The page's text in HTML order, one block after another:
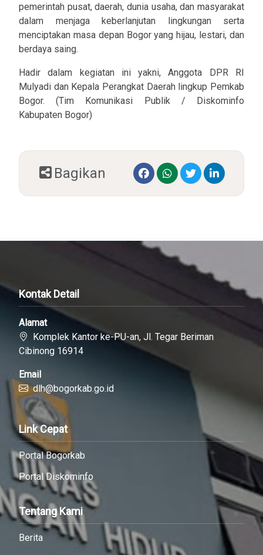
pemerintah pusat, daerah, dunia usaha, dan masyarakat
dalam menjaga keberlanjutan lingkungan serta
menciptakan masa depan Bogor yang hijau, lestari, dan
berdaya saing.
Hadir dalam kegiatan ini yakni, Anggota DPR RI
Mulyadi dan Kepala Perangkat Daerah lingkup Pemkab
Bogor. (Tim Komunikasi Publik / Diskominfo
Kabupaten Bogor)
Bagikan
Kontak Detail
Alamat
Komplek Kantor ke-PU-an, Jl. Tegar Beriman
Cibinong 16914
Email
dlh@bogorkab.go.id
Link Cepat
Portal Bogorkab
Portal Diskominfo
Tentang Kami
Berita